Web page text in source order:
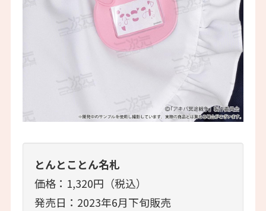
とんとことん名札
価格：1,320円（税込）
発売日：2023年6月下旬販売